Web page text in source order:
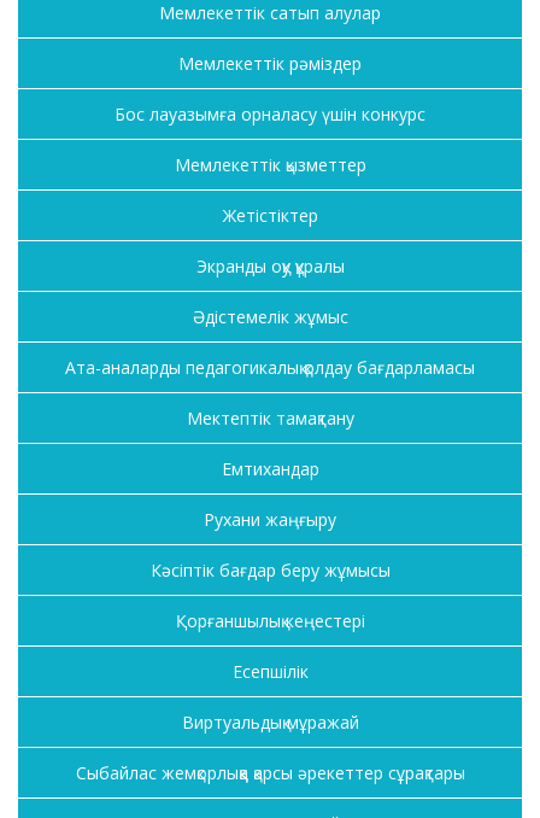
Мемлекеттік сатып алулар
Мемлекеттік рәміздер
Бос лауазымға орналасу үшін конкурс
Мемлекеттік қызметтер
Жетістіктер
Экранды оқу құралы
Әдістемелік жұмыс
Ата-аналарды педагогикалық қолдау бағдарламасы
Мектептік тамақтану
Емтихандар
Рухани жаңғыру
Кәсіптік бағдар беру жұмысы
Қорғаншылық кеңестері
Есепшілік
Виртуальдық мұражай
Сыбайлас жемқорлыққа қарсы әрекеттер сұрақтары